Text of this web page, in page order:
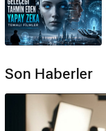
Son Haberler